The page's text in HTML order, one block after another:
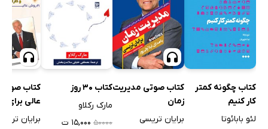
کتاب چگونه کمتر
کار کنیم
لئو بابائوتا
کتاب صوتی مدیریت
زمان
برایان تریسی
کتاب 30 روز
مارک رکلاو
۵۰۰۰۰ ۱۵,۰۰۰ ت
عالی برای
زمانتان
برایان